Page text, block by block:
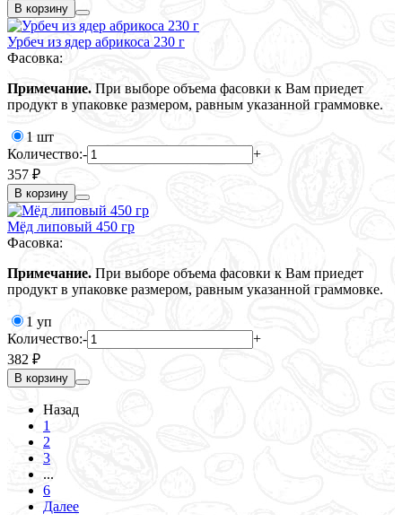
В корзину
Урбеч из ядер абрикоса 230 г
Фасовка:
Примечание. При выборе объема фасовки к Вам приедет
продукт в упаковке размером, равным указанной граммовке.
1 шт
Количество:-
+
357 ₽
В корзину
Мёд липовый 450 гр
Фасовка:
Примечание. При выборе объема фасовки к Вам приедет
продукт в упаковке размером, равным указанной граммовке.
1 уп
Количество:-
+
382 ₽
В корзину
Назад
1
2
3
...
6
Далее